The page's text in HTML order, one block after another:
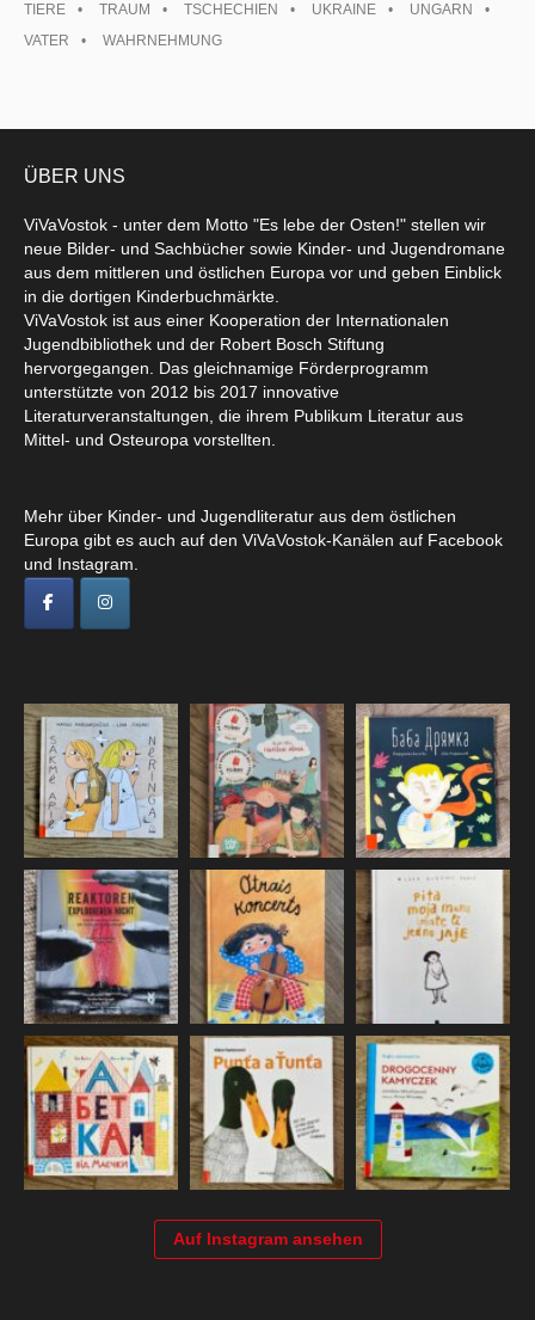
TIERE
TRAUM TSCHECHIEN UKRAINE
UNGARN
VATER
WAHRNEHMUNG
ÜBER UNS
ViVaVostok - unter dem Motto "Es lebe der Osten!" stellen wir
neue Bilder- und Sachbücher sowie Kinder- und Jugendromane
aus dem mittleren und östlichen Europa vor und geben Einblick
in die dortigen Kinderbuchmärkte.
ViVaVostok ist aus einer Kooperation der Internationalen
Jugendbibliothek und der Robert Bosch Stiftung
hervorgegangen. Das gleichnamige Förderprogramm
unterstützte von 2012 bis 2017 innovative
Literaturveranstaltungen, die ihrem Publikum Literatur aus
Mittel- und Osteuropa vorstellten.
Mehr über Kinder- und Jugendliteratur aus dem östlichen
Europa gibt es auch auf den ViVaVostok-Kanälen auf Facebook
und Instagram.
Auf Instagram ansehen